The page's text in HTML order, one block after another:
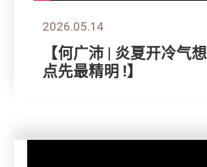
2026.05.14
【何广沛 | 炎夏开冷气
点先最精明 !】